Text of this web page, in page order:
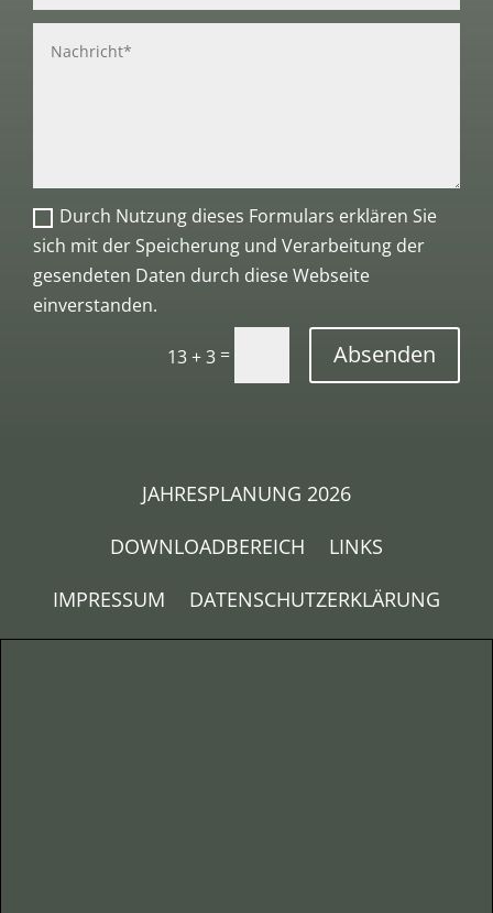
Durch Nutzung dieses Formulars erklären Sie
sich mit der Speicherung und Verarbeitung der
gesendeten Daten durch diese Webseite
einverstanden.
13 + 3 = Absenden
JAHRESPLANUNG 2026
DOWNLOADBEREICH
LINKS
IMPRESSUM
DATENSCHUTZERKLÄRUNG